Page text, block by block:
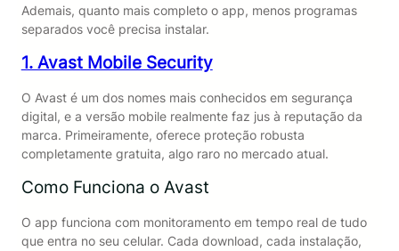
Ademais, quanto mais completo o app, menos programas
separados você precisa instalar.
1. Avast Mobile Security
O Avast é um dos nomes mais conhecidos em segurança
digital, e a versão mobile realmente faz jus à reputação da
marca. Primeiramente, oferece proteção robusta
completamente gratuita, algo raro no mercado atual.
Como Funciona o Avast
O app funciona com monitoramento em tempo real de tudo
que entra no seu celular. Cada download, cada instalação,